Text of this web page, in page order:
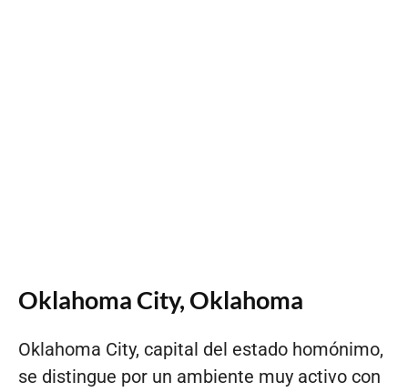
Oklahoma City, Oklahoma
Oklahoma City, capital del estado homónimo,
se distingue por un ambiente muy activo con